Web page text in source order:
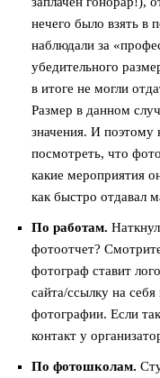
нечего было взять в
наблюдали за
убедительного
в итоге не могли
Размер в данном
значения. И поэтому
посмотреть, что
какие мероприятия
как быстро отдавал
По работам.
фотоотчет?
фотограф ставит
сайта/ссылку на себя
фотографии. Если
контакт у
По фотошколам.